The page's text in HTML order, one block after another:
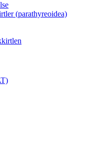
(parathyreoidea)